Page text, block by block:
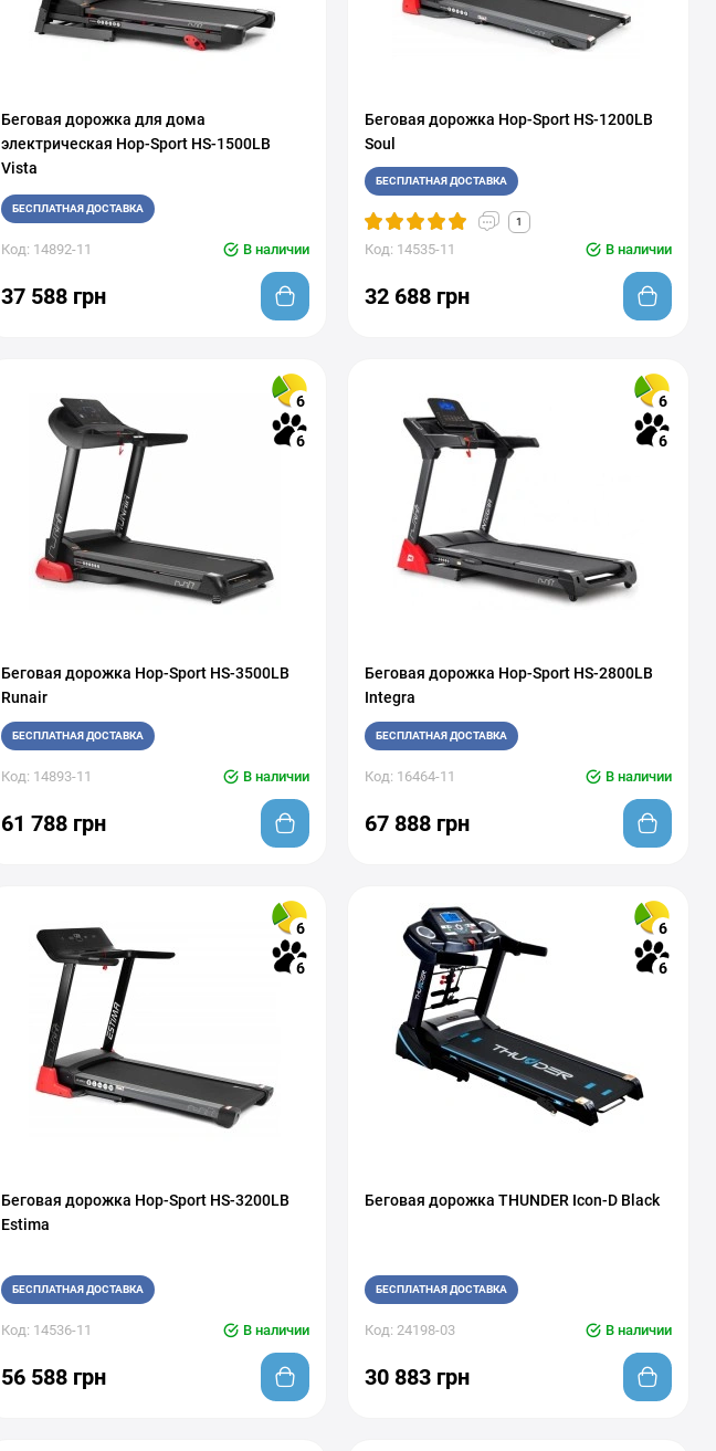
Беговая дорожка для дома
электрическая Hop-Sport HS-1500LB
Vista
БЕСПЛАТНАЯ ДОСТАВКА
Код: 14892-11 В наличии
37 588 грн
Беговая дорожка Hop-Sport HS-1200LB
Soul
БЕСПЛАТНАЯ ДОСТАВКА
1
Код: 14535-11 В наличии
32 688 грн
6
6
Беговая дорожка Hop-Sport HS-3500LB
Runair
БЕСПЛАТНАЯ ДОСТАВКА
Код: 14893-11 В наличии
61 788 грн
6
6
Беговая дорожка Hop-Sport HS-2800LB
Integra
БЕСПЛАТНАЯ ДОСТАВКА
Код: 16464-11 В наличии
67 888 грн
6
6
Беговая дорожка Hop-Sport HS-3200LB
Estima
БЕСПЛАТНАЯ ДОСТАВКА
Код: 14536-11 В наличии
56 588 грн
6
6
Беговая дорожка THUNDER Icon-D Black
БЕСПЛАТНАЯ ДОСТАВКА
Код: 24198-03 В наличии
30 883 грн